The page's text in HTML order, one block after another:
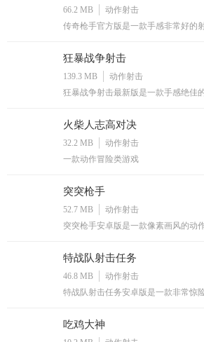
3、输入游戏名，点击红色按钮就可以
1、游戏包含了多个欧洲城市的真实地图，玩
3、游戏战斗场景多样，每个地形的战
4、和其他玩家实时竞技，软件学堂玩家能
1、扮演一名军事指挥官，在欧洲各个地区领
2、选择现代战争新武器，完成战役任
3、购买装备武器，训练军队，提升士兵等级
66.2 MB
动作射击
传奇枪手官方版是一款手感非常好的
狂暴战争射击
139.3 MB
动作射击
狂暴战争射击最新版是一款手感绝佳
火柴人志高对决
32.2 MB
动作射击
一款动作冒险类游戏
突突枪手
52.7 MB
动作射击
突突枪手安卓版是一款像素画风的动
特战队射击任务
46.8 MB
动作射击
特战队射击任务安卓版是一款非常惊
吃鸡大神